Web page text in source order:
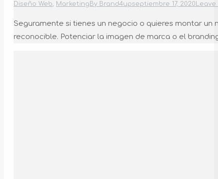
Diseño Web, Marketing By Brand4upseptiembre 17, 2020
Seguramente si tienes un negocio o quieres montar
reconocible. Potenciar la imagen de marca o el